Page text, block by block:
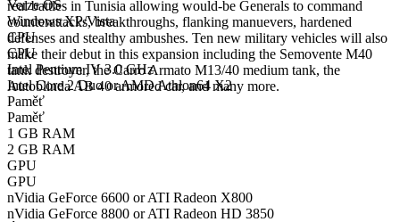
real battles in Tunisia allowing would-be Generals to command
counterattacks, breakthroughs, flanking manuevers, hardened
defenses and stealthy ambushes. Ten new military vehicles will also
make their debut in this expansion including the Semovente M40
tank destroyer, the Carro Armato M13/40 medium tank, the
Autoblinda AB 40 armored car, and many more.
Verze OS
Windows XP/Vista
CPU
CPU
Intel Pentium IV 3.0 GHz
Intel Core 2 Duo or AMD Athlon64 X2
Paměť
Paměť
1 GB RAM
2 GB RAM
GPU
GPU
nVidia GeForce 6600 or ATI Radeon X800
nVidia GeForce 8800 or ATI Radeon HD 3850